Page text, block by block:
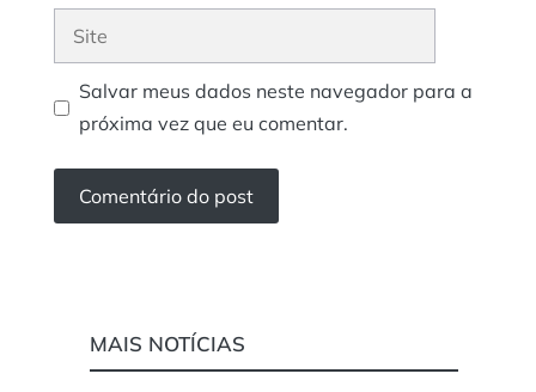
Site
Salvar meus dados neste navegador para a
próxima vez que eu comentar.
MAIS NOTÍCIAS